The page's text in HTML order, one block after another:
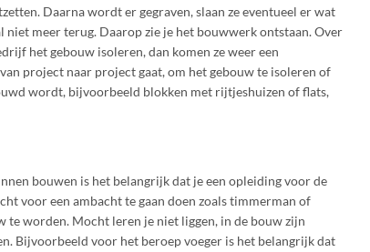
Daarna wordt er gegraven, slaan ze eventueel er wat
meer terug. Daarop zie je het bouwwerk ontstaan. Over
het gebouw isoleren, dan komen ze weer een
project naar project gaat, om het gebouw te isoleren of
wordt, bijvoorbeeld blokken met rijtjeshuizen of flats,
bouwen is het belangrijk dat je een opleiding voor de
voor een ambacht te gaan doen zoals timmerman of
te worden. Mocht leren je niet liggen, in de bouw zijn
Bijvoorbeeld voor het beroep voeger is het belangrijk dat